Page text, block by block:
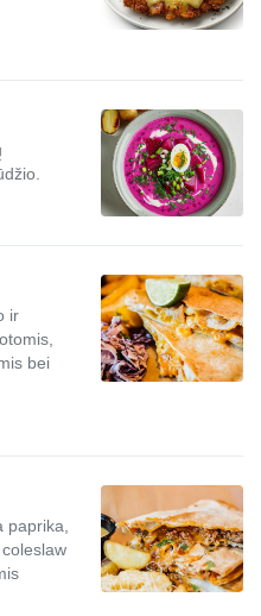
ir
bei